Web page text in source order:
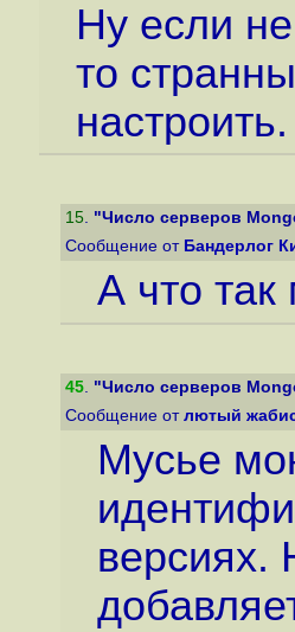
Ну если
то
настроить.
15. "Число серверов
Сообщение от Бандерлог
А что
45. "Число серверов
Сообщение от лютый
Мусье
версиях.